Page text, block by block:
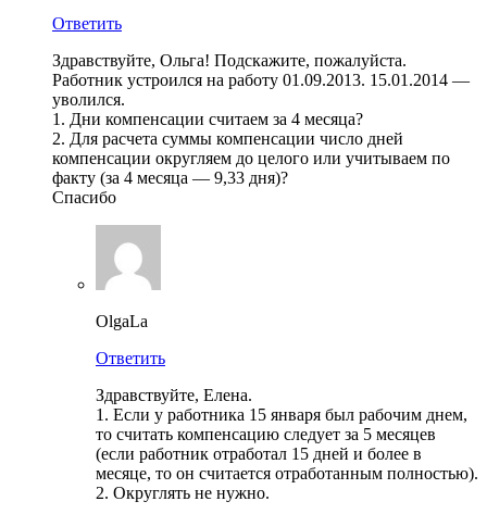
Ответить
Здравствуйте, Ольга! Подскажите, пожалуйста.
Работник устроился на работу 01.09.2013. 15.01.2014 —
уволился.
1. Дни компенсации считаем за 4 месяца?
2. Для расчета суммы компенсации число дней
компенсации округляем до целого или учитываем по
факту (за 4 месяца — 9,33 дня)?
Спасибо
OlgaLa
Ответить
Здравствуйте, Елена.
1. Если у работника 15 января был рабочим днем,
то считать компенсацию следует за 5 месяцев
(если работник отработал 15 дней и более в
месяце, то он считается отработанным полностью).
2. Округлять не нужно.